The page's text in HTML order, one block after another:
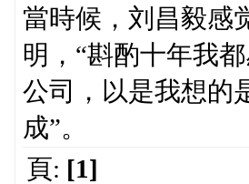
當時候，刘昌毅感
明，“斟酌十年我
公司，以是我想的
成”。
頁: [1]